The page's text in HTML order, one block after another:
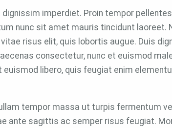
imperdiet. Proin tempor
nunc sit amet mauris tincidunt laoreet.
risus elit, quis lobortis augue. Duis
consectetur, nunc et euismod
libero, quis feugiat enim
tempor massa ut turpis fermentum
ante sagittis ac semper risus feugiat.